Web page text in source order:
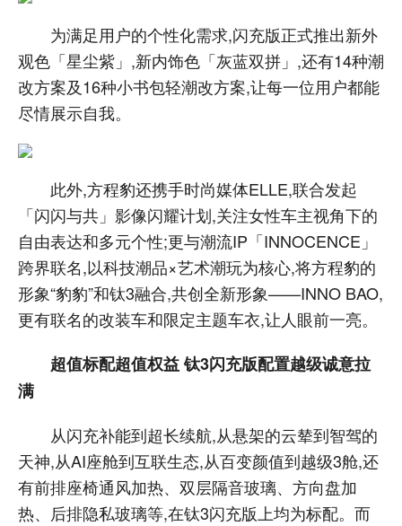
为满足用户的个性化需求,闪充版正式推出新外
观色「星尘紫」,新内饰色「灰蓝双拼」,还有14种潮
改方案及16种小书包轻潮改方案,让每一位用户都能
尽情展示自我。
此外,方程豹还携手时尚媒体ELLE,联合发起
「闪闪与共」影像闪耀计划,关注女性车主视角下的
自由表达和多元个性;更与潮流IP「INNOCENCE」
跨界联名,以科技潮品×艺术潮玩为核心,将方程豹的
形象“豹豹”和钛3融合,共创全新形象——INNO BAO,
更有联名的改装车和限定主题车衣,让人眼前一亮。
超值标配超值权益 钛3闪充版配置越级诚意拉
满
从闪充补能到超长续航,从悬架的云辇到智驾的
天神,从AI座舱到互联生态,从百变颜值到越级3舱,还
有前排座椅通风加热、双层隔音玻璃、方向盘加
热、后排隐私玻璃等,在钛3闪充版上均为标配。而